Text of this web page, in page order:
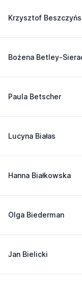
Krzysztof
Bożena Betley-
Paula Betscher
Lucyna Białas
Hanna Białkowska
Olga Biederman
Jan Bielicki